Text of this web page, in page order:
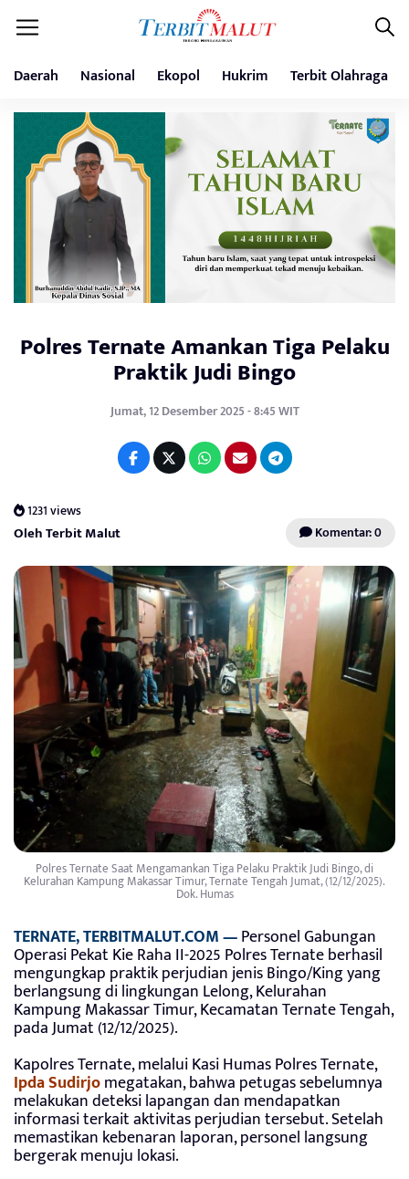
Daerah Nasional Ekopol Hukrim Terbit Olahraga
Polres Ternate Amankan Tiga Pelaku
Praktik Judi Bingo
Jumat, 12 Desember 2025 - 8:45 WIT
1231 views
Oleh Terbit Malut Komentar: 0
Polres Ternate Saat Mengamankan Tiga Pelaku Praktik Judi Bingo, di
Kelurahan Kampung Makassar Timur, Ternate Tengah Jumat, (12/12/2025).
Dok. Humas
TERNATE, TERBITMALUT.COM —Personel Gabungan
Operasi Pekat Kie Raha II-2025 Polres Ternate berhasil
mengungkap praktik perjudian jenis Bingo/King yang
berlangsung di lingkungan Lelong, Kelurahan
Kampung Makassar Timur, Kecamatan Ternate Tengah,
pada Jumat (12/12/2025).
Kapolres Ternate, melalui Kasi Humas Polres Ternate,
Ipda Sudirjomegatakan, bahwa petugas sebelumnya
melakukan deteksi lapangan dan mendapatkan
informasi terkait aktivitas perjudian tersebut. Setelah
memastikan kebenaran laporan, personel langsung
bergerak menuju lokasi.